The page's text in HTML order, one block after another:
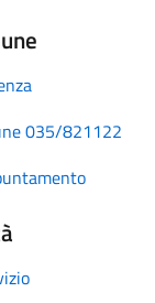
035/821122